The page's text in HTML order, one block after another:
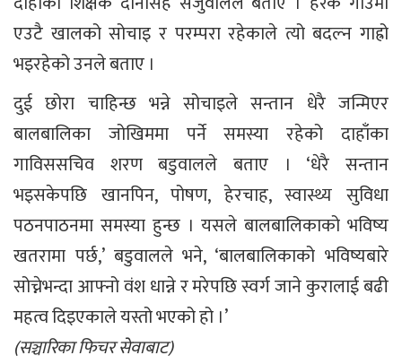
एउटै खालको सोचाइ र परम्परा रहेकाले त्यो बदल्न गाह्रो
भइरहेको उनले बताए ।
दुई छोरा चाहिन्छ भन्ने सोचाइले सन्तान धेरै जन्मिएर
बालबालिका जोखिममा पर्ने समस्या रहेको दाहाँका
गाविससचिव शरण बडुवालले बताए । ‘धेरै सन्तान
भइसकेपछि खानपिन, पोषण, हेरचाह, स्वास्थ्य सुविधा
पठनपाठनमा समस्या हुन्छ । यसले बालबालिकाको भविष्य
खतरामा पर्छ,’ बडुवालले भने, ‘बालबालिकाको भविष्यबारे
सोच्नेभन्दा आफ्नो वंश धान्ने र मरेपछि स्वर्ग जाने कुरालाई बढी
महत्व दिइएकाले यस्तो भएको हो ।’
(सञ्चारिका फिचर सेवाबाट)